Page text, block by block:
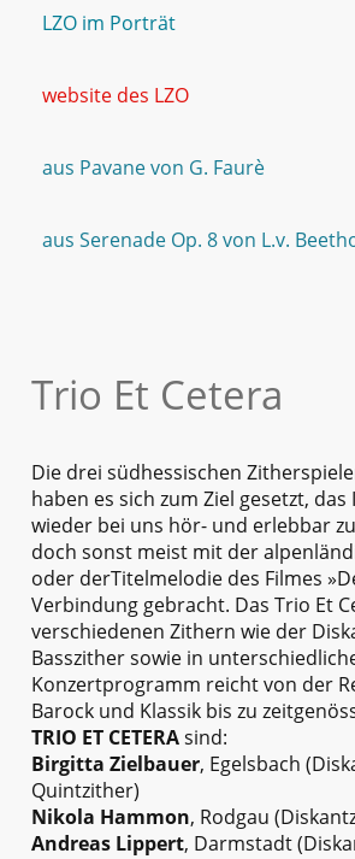
LZO im Porträt
website des LZO
aus Pavane von G. Faurè
aus Serenade Op. 8 von L.v.
Trio Et Cetera
Die drei südhessischen
haben es sich zum Ziel gesetzt,
wieder bei uns hör- und erlebbar
doch sonst meist mit der
oder derTitelmelodie des Filmes
Verbindung gebracht. Das Trio Et
verschiedenen Zithern wie der
Basszither sowie in
Konzertprogramm reicht von der
Barock und Klassik bis zu
TRIO ET CETERAsind:
Birgitta Zielbauer, Egelsbach
Quintzither)
Nikola Hammon, Rodgau
Andreas Lippert, Darmstadt